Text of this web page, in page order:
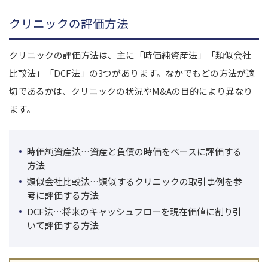
クリニックの評価方法
クリニックの評価方法は、主に「時価純資産法」「類似会社
比較法」「DCF法」の3つがあります。なかでもどの方法が適
切であるかは、クリニックの状況やM&Aの目的により異なり
ます。
時価純資産法…資産と負債の時価をベースに評価する
方法
類似会社比較法…類似するクリニックの取引事例を参
考に評価する方法
DCF法…将来のキャッシュフローを現在価値に割り引
いて評価する方法